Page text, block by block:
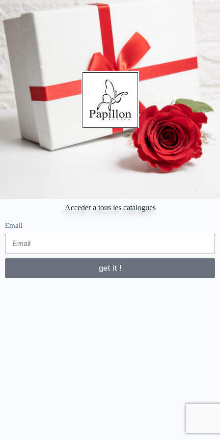
Acceder a tous les catalogues
Email
get it !